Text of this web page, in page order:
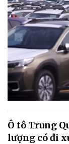
Ô tô Trung
lượng có đi